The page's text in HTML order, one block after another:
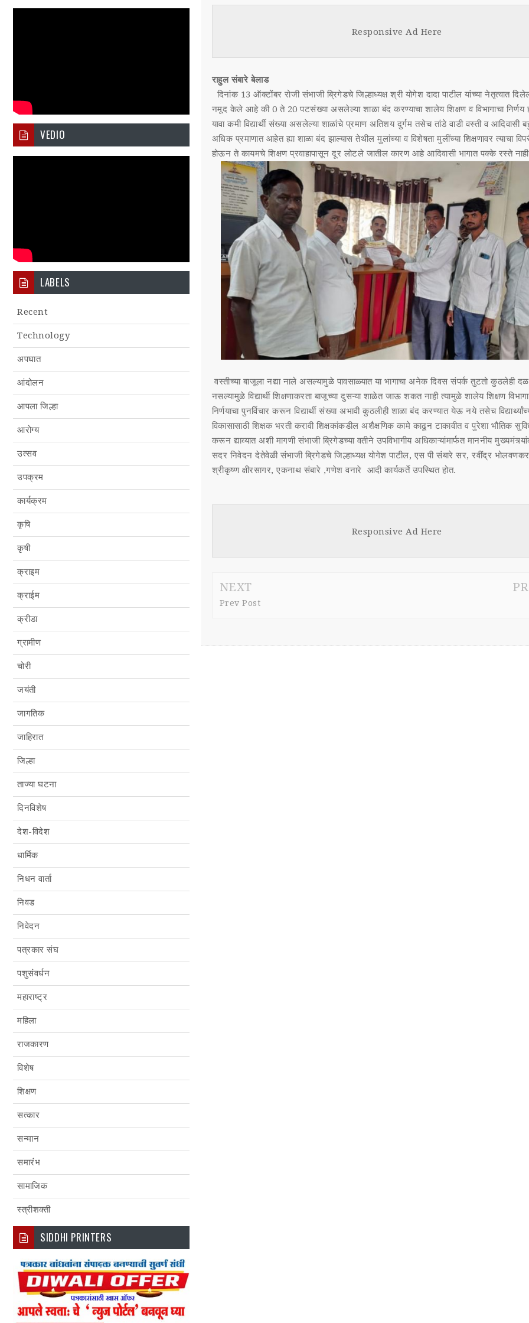
VEDIO
LABELS
Recent
Technology
अपघात
आंदोलन
आपला जिल्हा
आरोग्य
उत्सव
उपक्रम
कार्यक्रम
कृषि
कृषी
क्राइम
क्राईम
क्रीडा
ग्रामीण
चोरी
जयंती
जागतिक
जाहिरात
जिल्हा
ताज्या घटना
दिनविशेष
देश-विदेश
धार्मिक
निधन वार्ता
निवड
निवेदन
पत्रकार संघ
पशुसंवर्धन
महाराष्ट्र
महिला
राजकारण
विशेष
शिक्षण
सत्कार
सन्मान
समारंभ
सामाजिक
स्त्रीशक्ती
SIDDHI PRINTERS
Face
Responsive Ad Here
राहुल संबारे बेलाड
दिनांक 13 ऑक्टोंबर रोजी संभाजी ब्रिगेडचे जिल्हाध्यक्ष श्री योगेश दादा पाटील यांच्या नेतृत्वात
नमूद केले आहे की 0 ते 20 पटसंख्या असलेल्या शाळा बंद करण्याचा शालेय शिक्षण व विभागाचा निर्णय
यावा कमी विद्यार्थी संख्या असलेल्या शाळांचे प्रमाण अतिशय दुर्गम तसेच तांडे वाडी वस्ती व आदिवासी
अधिक प्रमाणात आहेत ह्या शाळा बंद झाल्यास तेथील मुलांच्या व विशेषता मुलींच्या शिक्षणावर त्याचा
होऊन ते कायमचे शिक्षण प्रवाहापासून दूर लोटले जातील कारण आहे आदिवासी भागात पक्के रस्ते
वस्तीच्या बाजूला नद्या नाले असल्यामुळे पावसाळ्यात या भागाचा अनेक दिवस संपर्क तुटतो कुठलेही
नसल्यामुळे विद्यार्थी शिक्षणाकरता बाजूच्या दुसऱ्या शाळेत जाऊ शकत नाही त्यामुळे शालेय शिक्षण
निर्णयाचा पुनर्विचार करून विद्यार्थी संख्या अभावी कुठलीही शाळा बंद करण्यात येऊ नये तसेच
विकासासाठी शिक्षक भरती करावी शिक्षकांकडील अशैक्षणिक कामे काढून टाकावीत व पुरेशा भौतिक
करून द्याव्यात अशी मागणी संभाजी ब्रिगेडच्या वतीने उपविभागीय अधिकाऱ्यांमार्फत माननीय
सदर निवेदन देतेवेळी संभाजी ब्रिगेडचे जिल्हाध्यक्ष योगेश पाटील, एस पी संबारे सर, रवींद्र
श्रीकृष्ण क्षीरसागर, एकनाथ संबारे ,गणेश वनारे आदी कार्यकर्ते उपस्थित होत.
Responsive Ad Here
NEXT
Prev Post